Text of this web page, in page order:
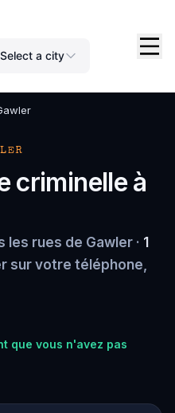
Select a city
criminelle à
les rues de Gawler · 1
sur votre téléphone,
que vous n'avez pas